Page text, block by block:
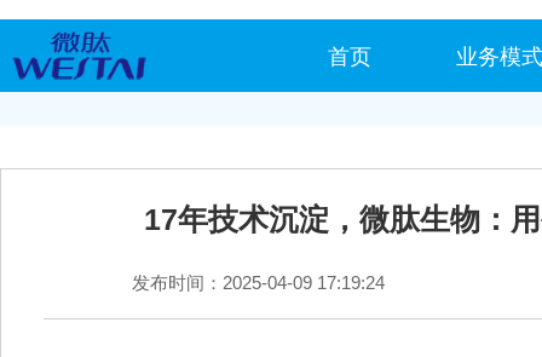
首页 业务模式
17年技术沉淀，微肽生物：
发布时间：2025-04-09 17:19:24